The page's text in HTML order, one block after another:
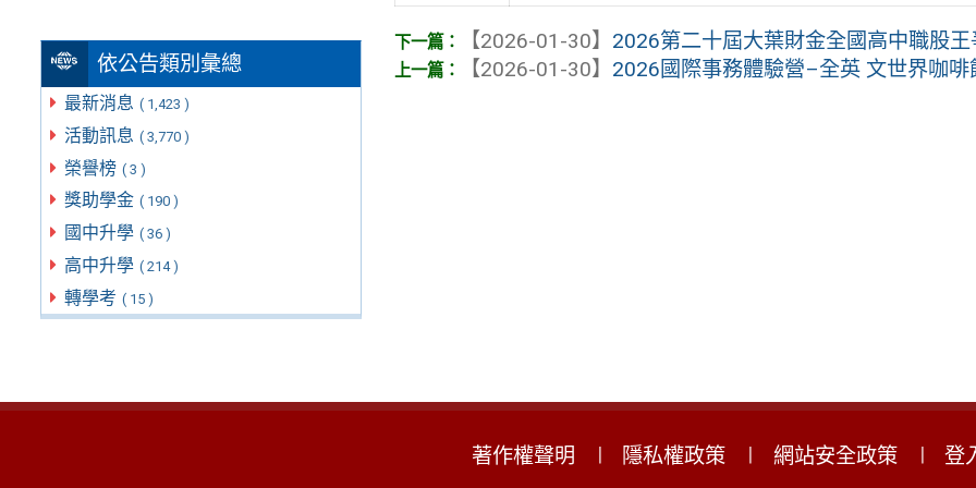
依公告類別彙總
最新消息 ( 1,423 )
活動訊息 ( 3,770 )
榮譽榜 ( 3 )
獎助學金 ( 190 )
國中升學 ( 36 )
高中升學 ( 214 )
轉學考 ( 15 )
【2026-01-30】 2026第二十屆大葉財金全國高中職股王
【2026-01-30】 2026國際事務體驗營–全英 文世界咖啡
著作權聲明 隱私權政策 網站安全政策
登